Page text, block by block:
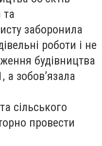
та
заборонила
роботи і не
будівництва
зобов’язала
сільського
провести